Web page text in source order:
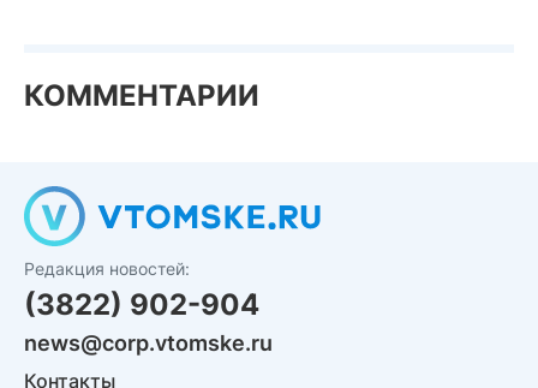
КОММЕНТАРИИ
Редакция новостей:
(3822) 902-904
news@corp.vtomske.ru
Контакты